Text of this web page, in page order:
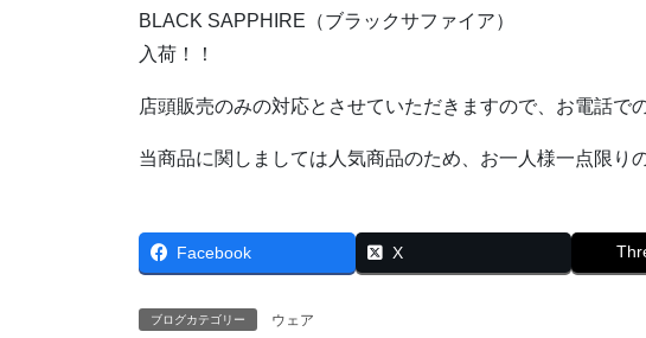
BLACK SAPPHIRE（ブラックサファイア）
入荷！！
店頭販売のみの対応とさせていただきますので、お電話で
当商品に関しましては人気商品のため、お一人様一点限り
Facebook X
ブログカテゴリー ウェア